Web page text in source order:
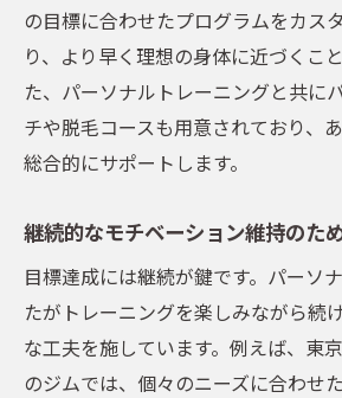
の目標に合わせたプログラムをカス
り、より早く理想の身体に近づくこ
た、パーソナルトレーニングと共に
チや脱毛コースも用意されており、
総合的にサポートします。
継続的なモチベーション維持のた
目標達成には継続が鍵です。パーソ
たがトレーニングを楽しみながら続
な工夫を施しています。例えば、東
のジムでは、個々のニーズに合わせ